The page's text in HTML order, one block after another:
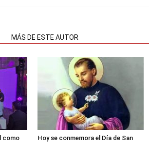
MÁS DE ESTE AUTOR
como
Hoy se conmemora el Día de San